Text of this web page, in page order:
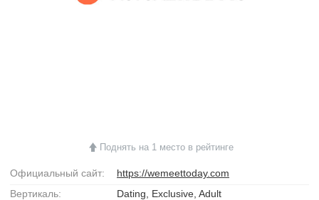
Поднять на 1 место в рейтинге
Официальный сайт:
https://wemeettoday.com
Вертикаль:
Dating, Exclusive, Adult